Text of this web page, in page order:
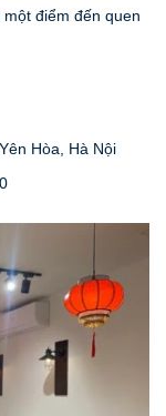
điểm đến quen
Hòa, Hà Nội